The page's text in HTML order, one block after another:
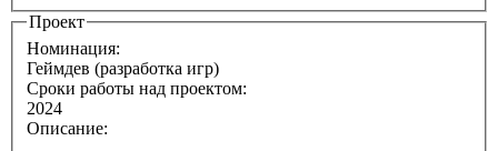
Проект
Номинация:
Геймдев (разработка игр)
Сроки работы над проектом:
2024
Описание: